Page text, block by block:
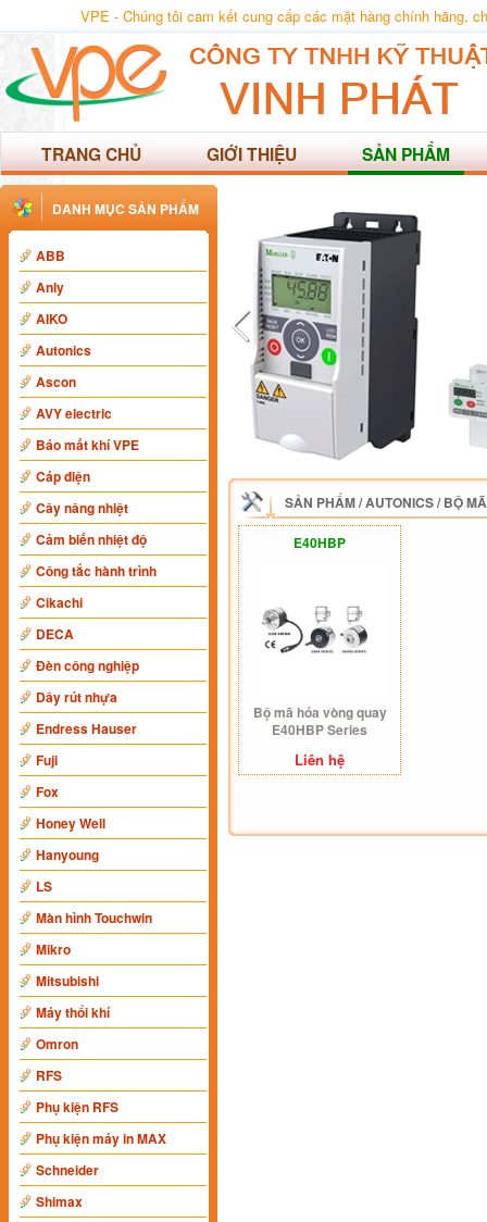
VPE - Chúng tôi cam kết cung cấp các mặt hàng chính hãng,
TRANG CHỦ GIỚI THIỆU SẢN PHẨM
DANH MỤC SẢN PHẨM
ABB
Anly
AIKO
Autonics
Ascon
AVY electric
Báo mất khí VPE
Cáp điện
Cây nâng nhiệt
Cảm biến nhiệt độ
Công tắc hành trình
Cikachi
DECA
Đèn công nghiệp
Dây rút nhựa
Endress Hauser
Fuji
Fox
Honey Well
Hanyoung
LS
Màn hình Touchwin
Mikro
Mitsubishi
Máy thổi khí
Omron
RFS
Phụ kiện RFS
Phụ kiện máy in MAX
Schneider
Shimax
SẢN PHẨM/AUTONICS/BỘ
E40HBP
Bộ mã hóa vòng quay
E40HBP Series
Liên hệ